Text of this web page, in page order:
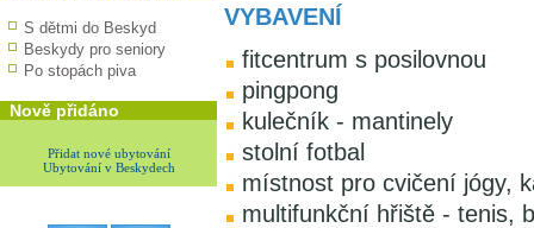
S dětmi do Beskyd
Beskydy pro seniory
Po stopách piva
Nově přidáno
Přidat nové ubytování
Ubytování v Beskydech
VYBAVENÍ
fitcentrum s posilovnou
pingpong
kulečník - mantinely
stolní fotbal
místnost pro cvičení jógy,
multifunkční hřiště - tenis,